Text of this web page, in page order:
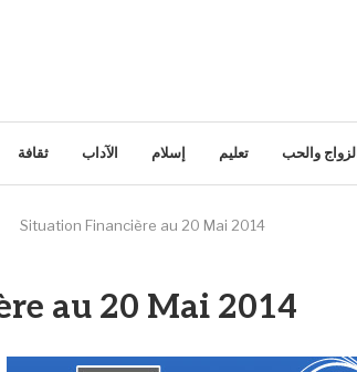
ثقافة الآداب إسلام تعليم الزواج والحب
Situation Financière au 20 Mai 2014
au 20 Mai 2014